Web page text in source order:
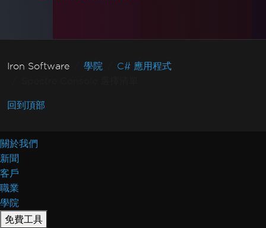
Iron Software 學院
C# 應用程式
回到頂部
關於我們
新聞
客戶
職業
學院
免費工具